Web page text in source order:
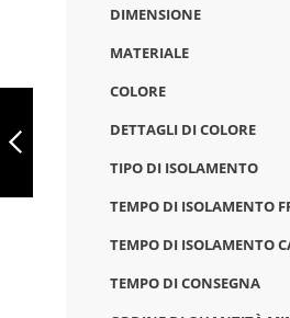
BLOCCABILE RCS
E6B1E73D
DIMENSIONE
MATERIALE
COLORE
DETTAGLI DI COLORE
TIPO DI ISOLAMENTO
TEMPO DI ISOLAMENTO
TEMPO DI ISOLAMENTO
TEMPO DI CONSEGNA